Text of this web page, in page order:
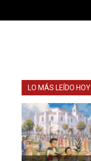
LO MÁS LEÍDO HOY